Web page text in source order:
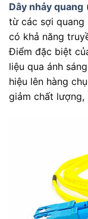
Dây nhảy quang
từ các sợi quang
có khả năng
Điểm đặc biệt
liệu qua ánh
hiệu lên hàng
giảm chất lượng,